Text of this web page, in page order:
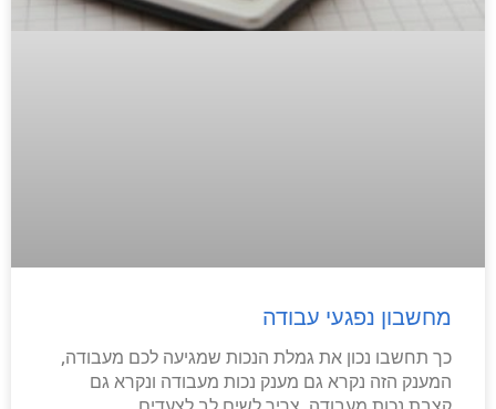
מחשבון נפגעי עבודה
כך תחשבו נכון את גמלת הנכות שמגיעה לכם מעבודה,
המענק הזה נקרא גם מענק נכות מעבודה ונקרא גם